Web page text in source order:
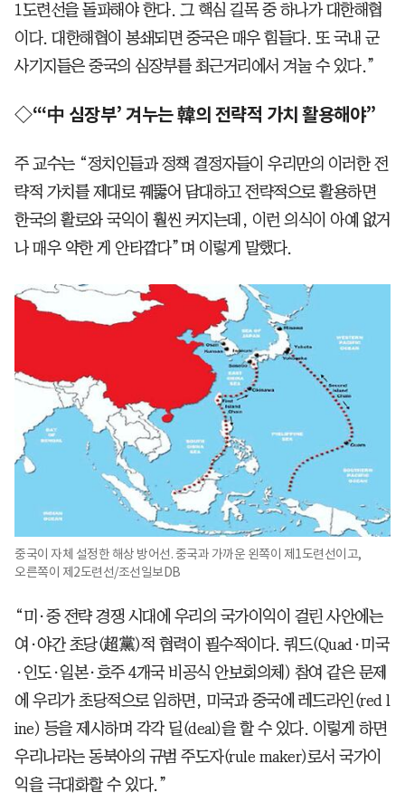
1도련선을 돌파해야 한다. 그 핵심 길목 중 하나가 대한해협
이다. 대한해협이 봉쇄되면 중국은 매우 힘들다. 또 국내 군
사기지들은 중국의 심장부를 최근거리에서 겨눌 수 있다.”
◇“‘中 심장부’ 겨누는 韓의 전략적 가치 활용해야”
주 교수는 “정치인들과 정책 결정자들이 우리만의 이러한 전
략적 가치를 제대로 꿰뚫어 담대하고 전략적으로 활용하면
한국의 활로와 국익이 훨씬 커지는데, 이런 의식이 아예 없거
나 매우 약한 게 안타깝다”며 이렇게 말했다.
중국이 자체 설정한 해상 방어선. 중국과 가까운 왼쪽이 제1도련선이고,
오른쪽이 제2도련선/조선일보DB
“미·중 전략 경쟁 시대에 우리의 국가이익이 걸린 사안에는
여·야간 초당(超黨)적 협력이 필수적이다. 쿼드(Quad·미국
·인도·일본·호주 4개국 비공식 안보회의체) 참여 같은 문제
에 우리가 초당적으로 임하면, 미국과 중국에 레드라인(red l
ine) 등을 제시하며 각각 딜(deal)을 할 수 있다. 이렇게 하면
우리나라는 동북아의 규범 주도자(rule maker)로서 국가이
익을 극대화할 수 있다.”